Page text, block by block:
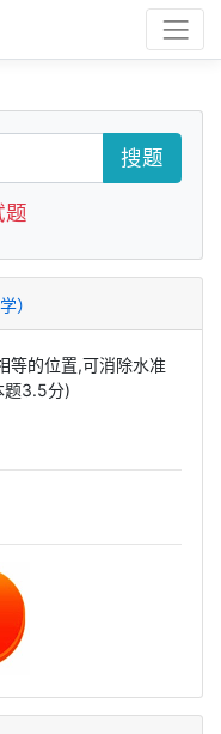
搜题
题
）
等的位置,可消除水准
题3.5分)